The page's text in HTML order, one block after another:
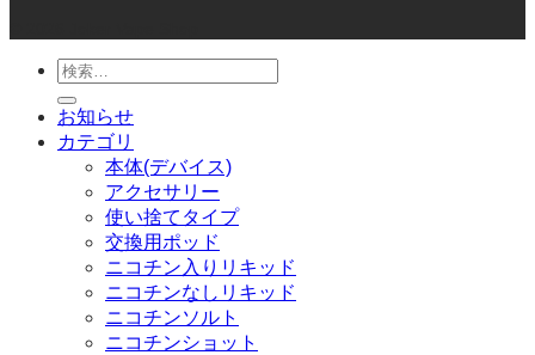
検
索
対
象:
お知らせ
カテゴリ
本体(デバイス)
アクセサリー
使い捨てタイプ
交換用ポッド
ニコチン入りリキッド
ニコチンなしリキッド
ニコチンソルト
ニコチンショット